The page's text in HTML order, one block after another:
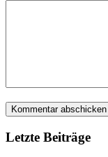
Letzte Beiträge